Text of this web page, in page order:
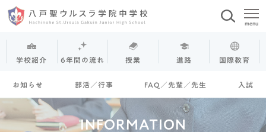
学校紹介 6年間の流れ 授業 進路 国際教育
お知らせ 部活／行事 FAQ／先輩／先生 入試
INFORMATION